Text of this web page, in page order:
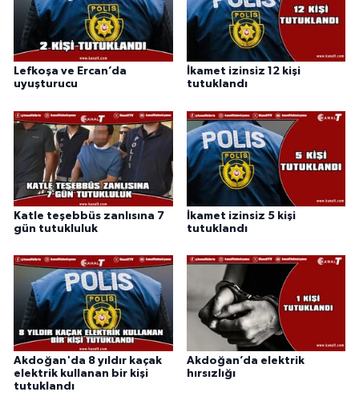
Lefkoşa ve Ercan’da
uyuşturucu
İkamet izinsiz 12 kişi
tutuklandı
Katle teşebbüs zanlısına 7
gün tutukluluk
İkamet izinsiz 5 kişi
tutuklandı
Akdoğan'da 8 yıldır kaçak
elektrik kullanan bir kişi
tutuklandı
Akdoğan’da elektrik
hırsızlığı